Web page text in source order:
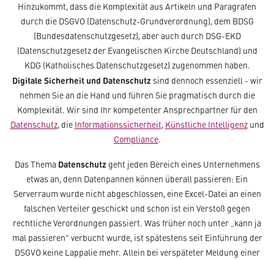
Hinzukommt, dass die Komplexität aus Artikeln und Paragrafen
durch die DSGVO (Datenschutz-Grundverordnung), dem BDSG
(Bundesdatenschutzgesetz), aber auch durch DSG-EKD
(Datenschutzgesetz der Evangelischen Kirche Deutschland) und
KDG (Katholisches Datenschutzgesetz) zugenommen haben.
Digitale Sicherheit und Datenschutz sind dennoch essenziell - wir
nehmen Sie an die Hand und führen Sie pragmatisch durch die
Komplexität. Wir sind Ihr kompetenter Ansprechpartner für den
Datenschutz, die Informationssicherheit, Künstliche Intelligenzund
Compliance.
Das Thema Datenschutz geht jeden Bereich eines Unternehmens
etwas an, denn Datenpannen können überall passieren: Ein
Serverraum wurde nicht abgeschlossen, eine Excel-Datei an einen
falschen Verteiler geschickt und schon ist ein Verstoß gegen
rechtliche Verordnungen passiert. Was früher noch unter „kann ja
mal passieren“ verbucht wurde, ist spätestens seit Einführung der
DSGVO keine Lappalie mehr. Allein bei verspäteter Meldung einer